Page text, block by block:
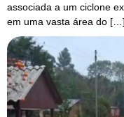
associada a um ciclone
em uma vasta área do […]